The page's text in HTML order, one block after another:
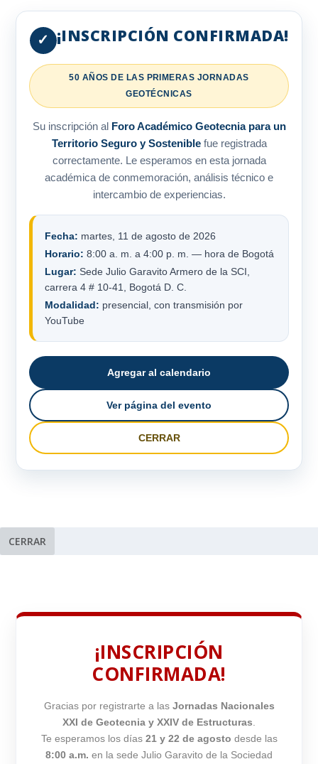
✓ ¡INSCRIPCIÓN CONFIRMADA!
50 AÑOS DE LAS PRIMERAS JORNADAS
GEOTÉCNICAS
Su inscripción al Foro Académico Geotecnia para un
Territorio Seguro y Sosteniblefue registrada
correctamente. Le esperamos en esta jornada
académica de conmemoración, análisis técnico e
intercambio de experiencias.
Fecha: martes, 11 de agosto de 2026
Horario: 8:00 a. m. a 4:00 p. m. — hora de Bogotá
Lugar: Sede Julio Garavito Armero de la SCI,
carrera 4 # 10-41, Bogotá D. C.
Modalidad: presencial, con transmisión por
YouTube
Agregar al calendario
Ver página del evento
CERRAR
CERRAR
¡INSCRIPCIÓN
CONFIRMADA!
Gracias por registrarte a las Jornadas Nacionales
XXI de Geotecnia y XXIV de Estructuras
Te esperamos los días 21 y 22 de agosto desde las
8:00 a.m. en la sede Julio Garavito de la Sociedad